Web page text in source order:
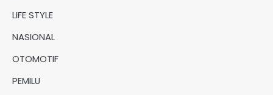
LIFE STYLE
NASIONAL
OTOMOTIF
PEMILU